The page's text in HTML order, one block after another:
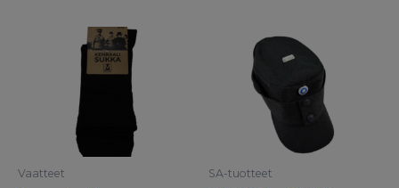
Vaatteet
muunnelma.
SA-tuotteet